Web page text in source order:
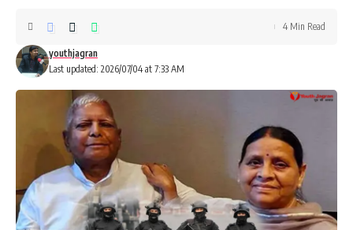
Last updated: 2026/07/04 at 7:33 AM
youthjagran
4 Min Read